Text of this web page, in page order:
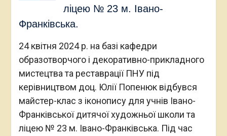
ліцею № 23 м. Івано-
Франківська.
24 квітня 2024 р. на базі кафедри
образотворчого і декоративно-прикладного
мистецтва та реставрації ПНУ під
керівництвом доц. Юлії Попенюк відбувся
майстер-клас з іконопису для учнів Івано-
Франківської дитячої художньої школи та
ліцею № 23 м. Івано-Франківська. Під час